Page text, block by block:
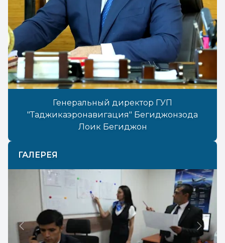
Генеральный директор ГУП
"Таджикаэронавигация" Бегиджонзода
Лоик Бегиджон
ГАЛЕРЕЯ
Previous Next